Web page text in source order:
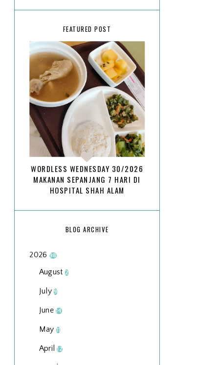
FEATURED POST
WORDLESS WEDNESDAY 30/2026
MAKANAN SEPANJANG 7 HARI DI
HOSPITAL SHAH ALAM
BLOG ARCHIVE
2026 98
August 2
July9
June14
May 11
April12